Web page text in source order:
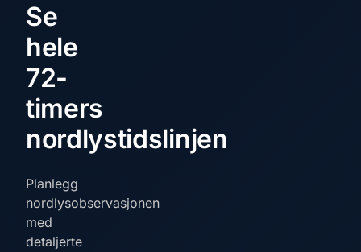
Se
hele
72-
timers
nordlystidslinjen
Planlegg
nordlysobservasjonen
med
detaljerte